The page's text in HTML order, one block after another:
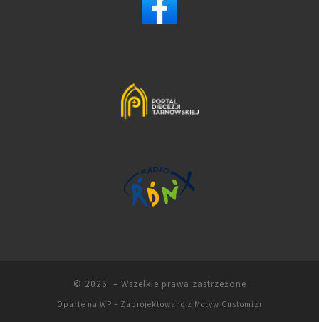
© 2026 – Wszelkie prawa zastrzeżone
Oparte na WP – Zaprojektowano z Motyw Customizr